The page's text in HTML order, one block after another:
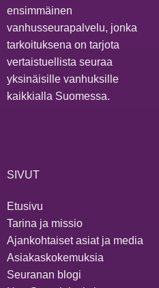
ensimmäinen
vanhusseurapalvelu, jonka
tarkoituksena on tarjota
vertaistuellista seuraa
yksinäisille vanhuksille
kaikkialla Suomessa.
SIVUT
Etusivu
Tarina ja missio
Ajankohtaiset asiat ja media
Asiakaskokemuksia
Seuranan blogi